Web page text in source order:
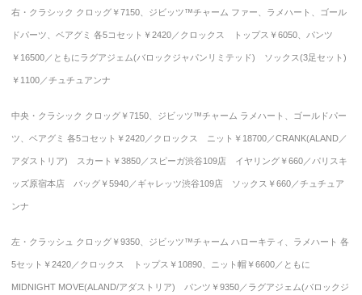
右・クラシック クロッグ￥7150、 ジビッツ™チャーム ファー、ラメハート、ゴール
ドパーツ、ベアグミ 各5コセット￥2420／クロックス トップス￥6050、パンツ
￥16500／ともにラグアジェム(バロックジャパンリミテッド) ソックス(3足セット)
￥1100／チュチュアンナ
中央・クラシック クロッグ￥7150、 ジビッツ™チャーム ラメハート、ゴールドパー
ツ、ベアグミ 各5コセット￥2420 ／クロックス ニット￥18700／CRANK(ALAND／
アダストリア) スカート￥3850／スピーガ渋谷109店 イヤリング￥660／パリスキ
ッズ原宿本店 バッグ￥5940／ギャレッツ渋谷109店 ソックス￥660／チュチュア
ンナ
左・クラッシュ クロッグ￥9350、 ジビッツ™チャーム ハローキティ、ラメハート 各
5セット￥2420／クロックス トップス￥10890、ニット帽￥6600／ともに
MIDNIGHT MOVE(ALAND/アダストリア) パンツ￥9350／ラグアジェム(バロックジ